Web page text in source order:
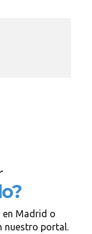
en Madrid o
nuestro portal.